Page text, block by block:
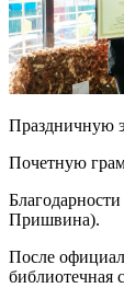
Праздничную
Почетную
Пришвина).
После
библиотечная